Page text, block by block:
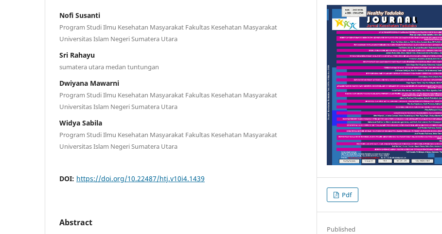
Nofi Susanti
Program Studi Ilmu Kesehatan Masyarakat Fakultas Kesehatan Masyarakat
Universitas Islam Negeri Sumatera Utara
Sri Rahayu
sumatera utara medan tuntungan
Dwiyana Mawarni
Program Studi Ilmu Kesehatan Masyarakat Fakultas Kesehatan Masyarakat
Universitas Islam Negeri Sumatera Utara
Widya Sabila
Program Studi Ilmu Kesehatan Masyarakat Fakultas Kesehatan Masyarakat
Universitas Islam Negeri Sumatera Utara
DOI: https://doi.org/10.22487/htj.v10i4.1439
Abstract
Pdf
Published